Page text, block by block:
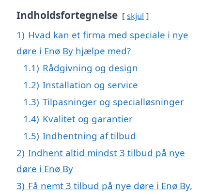
Indholdsfortegnelse skjul
1) Hvad kan et firma med speciale i nye
døre i Enø By hjælpe med?
1.1) Rådgivning og design
1.2) Installation og service
1.3) Tilpasninger og specialløsninger
1.4) Kvalitet og garantier
1.5) Indhentning af tilbud
2) Indhent altid mindst 3 tilbud på nye
døre i Enø By
3) Få nemt 3 tilbud på nye døre i Enø By,